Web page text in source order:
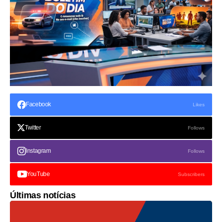
Facebook Likes
Twitter Follows
Instagram Follows
YouTube Subscribers
Últimas notícias